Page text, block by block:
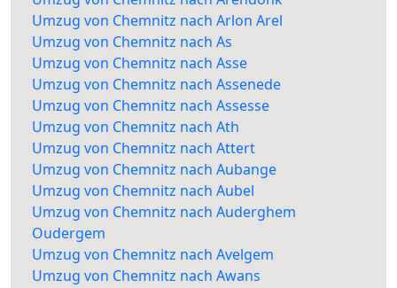
Umzug von Chemnitz nach Arlon Arel
Umzug von Chemnitz nach As
Umzug von Chemnitz nach Asse
Umzug von Chemnitz nach Assenede
Umzug von Chemnitz nach Assesse
Umzug von Chemnitz nach Ath
Umzug von Chemnitz nach Attert
Umzug von Chemnitz nach Aubange
Umzug von Chemnitz nach Aubel
Umzug von Chemnitz nach Auderghem
Oudergem
Umzug von Chemnitz nach Avelgem
Umzug von Chemnitz nach Awans